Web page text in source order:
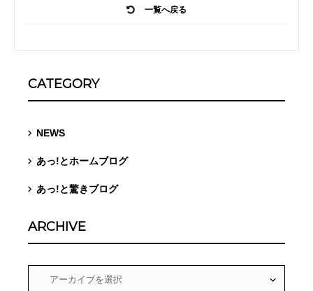
一覧へ戻る
CATEGORY
NEWS
あっ!とホームブログ
あっ!と驚きブログ
ARCHIVE